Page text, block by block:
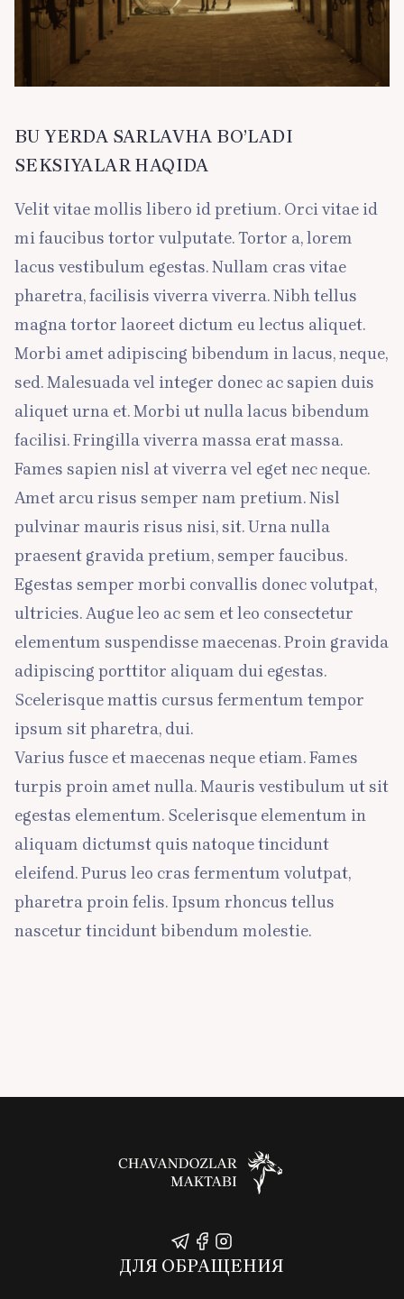
BU YERDA SARLAVHA BO’LADI
SEKSIYALAR HAQIDA
Velit vitae mollis libero id pretium. Orci vitae id
mi faucibus tortor vulputate. Tortor a, lorem
lacus vestibulum egestas. Nullam cras vitae
pharetra, facilisis viverra viverra. Nibh tellus
magna tortor laoreet dictum eu lectus aliquet.
Morbi amet adipiscing bibendum in lacus, neque,
sed. Malesuada vel integer donec ac sapien duis
aliquet urna et. Morbi ut nulla lacus bibendum
facilisi. Fringilla viverra massa erat massa.
Fames sapien nisl at viverra vel eget nec neque.
Amet arcu risus semper nam pretium. Nisl
pulvinar mauris risus nisi, sit. Urna nulla
praesent gravida pretium, semper faucibus.
Egestas semper morbi convallis donec volutpat,
ultricies. Augue leo ac sem et leo consectetur
elementum suspendisse maecenas. Proin gravida
adipiscing porttitor aliquam dui egestas.
Scelerisque mattis cursus fermentum tempor
ipsum sit pharetra, dui.
Varius fusce et maecenas neque etiam. Fames
turpis proin amet nulla. Mauris vestibulum ut sit
egestas elementum. Scelerisque elementum in
aliquam dictumst quis natoque tincidunt
eleifend. Purus leo cras fermentum volutpat,
pharetra proin felis. Ipsum rhoncus tellus
nascetur tincidunt bibendum molestie.
ДЛЯ ОБРАЩЕНИЯ